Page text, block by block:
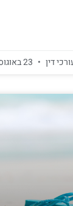
דין